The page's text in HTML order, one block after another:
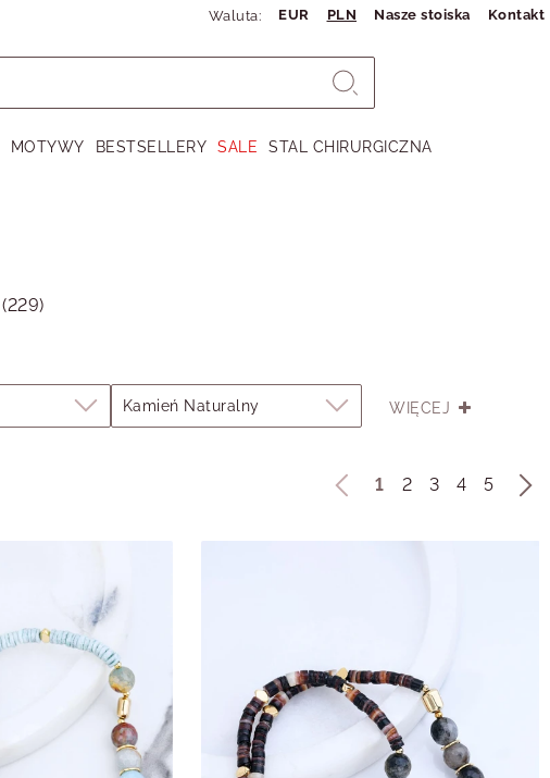
Waluta: EUR PLN Nasze stoiska Kontakt
MOTYWY BESTSELLERY SALE STAL CHIRURGICZNA
(229)
Kamień Naturalny WIĘCEJ
1 2 3 4 5